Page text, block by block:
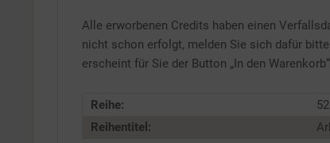
Alle erworbenen Credits haben einen
nicht schon erfolgt, melden Sie sich dafür
erscheint für Sie der Button „In den
Reihe:
52
Reihentitel: